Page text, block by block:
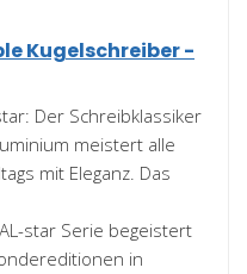
Kugelschreiber -
star: Der Schreibklassiker
meistert alle
mit Eleganz. Das
AL-star Serie begeistert
in